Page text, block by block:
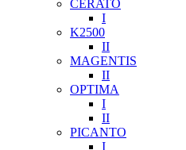
CERATO
I
K2500
II
MAGENTIS
II
OPTIMA
I
II
PICANTO
I